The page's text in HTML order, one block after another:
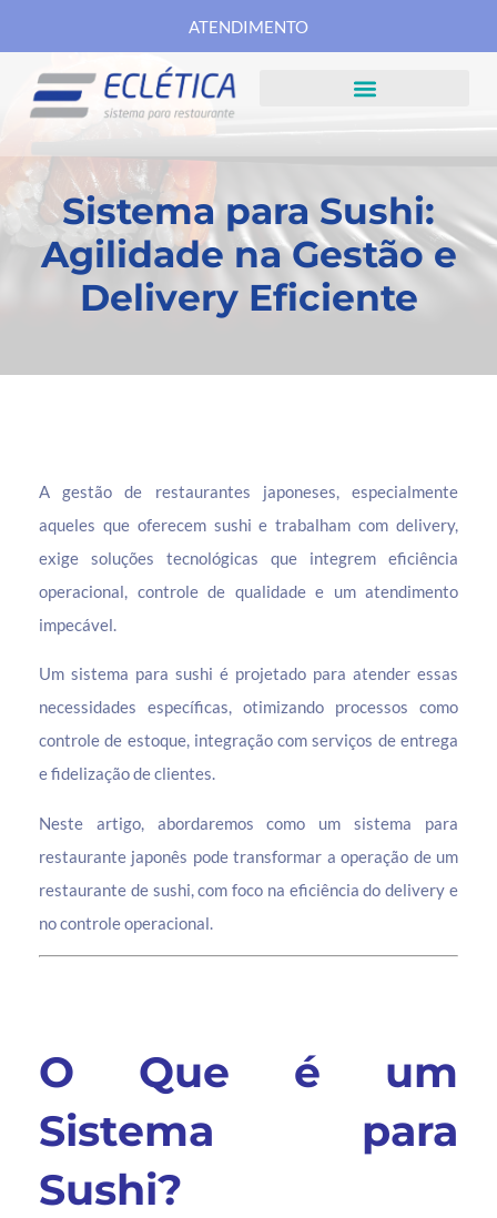
ATENDIMENTO
Sistema para Sushi:
Agilidade na Gestão e
Delivery Eficiente
A gestão de restaurantes japoneses, especialmente
aqueles que oferecem sushi e trabalham com delivery,
exige soluções tecnológicas que integrem eficiência
operacional, controle de qualidade e um atendimento
impecável.
Um sistema para sushi é projetado para atender essas
necessidades específicas, otimizando processos como
controle de estoque, integração com serviços de entrega
e fidelização de clientes.
Neste artigo, abordaremos como um sistema para
restaurante japonês pode transformar a operação de um
restaurante de sushi, com foco na eficiência do delivery e
no controle operacional.
O Que é um
Sistema para
Sushi?